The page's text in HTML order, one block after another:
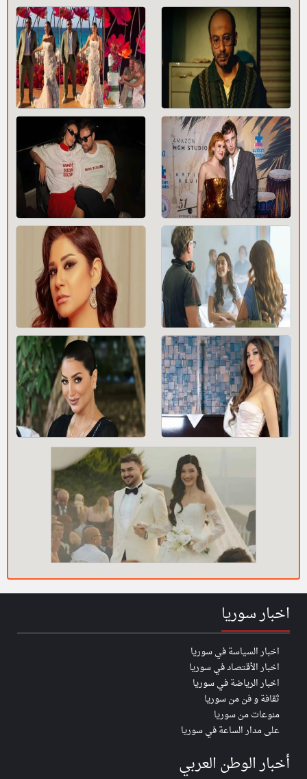
اخبار سوريا
اخبار السياسة في سوريا
اخبار الأقتصاد في سوريا
اخبار الرياضة في سوريا
ثقافة و فن من سوريا
منوعات من سوريا
على مدار الساعة في سوريا
أخبار الوطن العربي